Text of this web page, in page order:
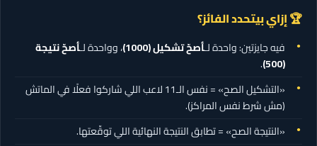
🏆 إزاي بيتحدد الفائز؟
فيه جايزتين: واحدة لـأصحّ تشكيل(1000) ، وواحدة لـأصحّ نتيجة
(500)
.
«التشكيل الصح» = نفس الـ11 لاعب اللي شاركوا فعلًا في الماتش
(مش شرط نفس المراكز).
«النتيجة الصح» = تطابق النتيجة النهائية اللي توقّعتها.